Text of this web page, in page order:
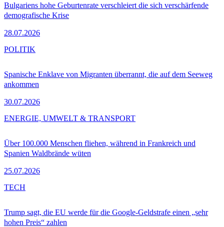
Bulgariens hohe Geburtenrate verschleiert die sich verschärfende
demografische Krise
28.07.2026
Spanische Enklave von Migranten überrannt, die auf dem Seeweg
ankommen
30.07.2026
POLITIK
Über 100.000 Menschen fliehen, während in Frankreich und
Spanien Waldbrände wüten
25.07.2026
ENERGIE, UMWELT & TRANSPORT
Trump sagt, die EU werde für die Google-Geldstrafe einen „sehr
hohen Preis“ zahlen
TECH